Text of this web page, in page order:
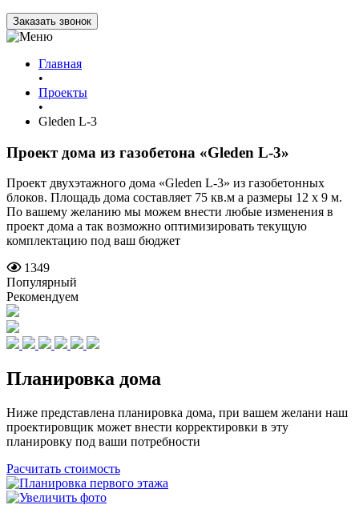
Заказать звонок
Главная
•
Проекты
•
Gleden L-3
Проект дома из газобетона «Gleden L-3»
Проект двухэтажного дома «Gleden L-3» из газобетонных
блоков. Площадь дома составляет 75 кв.м а размеры 12 x 9 м.
По вашему желанию мы можем внести любые изменения в
проект дома а так возможно оптимизировать текущую
комплектацию под ваш бюджет
1349
Популярный
Рекомендуем
Планировка дома
Ниже представлена планировка дома, при вашем желани наш
проектировщик может внести корректировки в эту
планировку под ваши потребности
Расчитать стоимость